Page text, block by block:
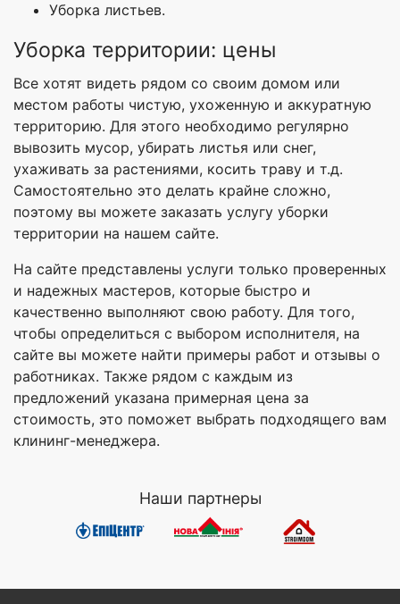
Уборка листьев.
Уборка территории: цены
Все хотят видеть рядом со своим домом или
местом работы чистую, ухоженную и аккуратную
территорию. Для этого необходимо регулярно
вывозить мусор, убирать листья или снег,
ухаживать за растениями, косить траву и т.д.
Самостоятельно это делать крайне сложно,
поэтому вы можете заказать услугу уборки
территории на нашем сайте.
На сайте представлены услуги только проверенных
и надежных мастеров, которые быстро и
качественно выполняют свою работу. Для того,
чтобы определиться с выбором исполнителя, на
сайте вы можете найти примеры работ и отзывы о
работниках. Также рядом с каждым из
предложений указана примерная цена за
стоимость, это поможет выбрать подходящего вам
клининг-менеджера.
Наши партнеры